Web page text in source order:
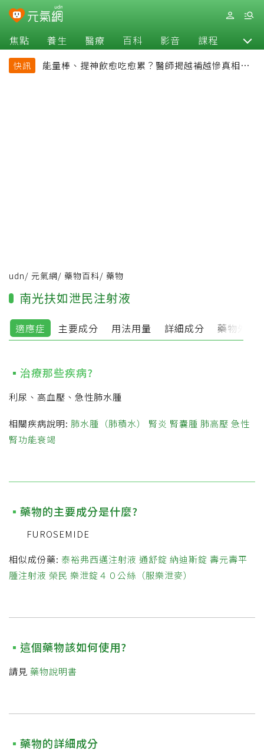
焦點 養生 醫療 百科 影音 課程 退休
快訊
能量棒、提神飲愈吃愈累？醫師揭越補越慘真相：
udn/ 元氣網/ 藥物百科/ 藥物
南光扶如泄民注射液
適應症 主要成分 用法用量 詳細成分 藥物外觀
治療那些疾病?
利尿、高血壓、急性肺水腫
相關疾病說明: 肺水腫（肺積水） 腎炎 腎囊腫 肺高壓 急性
腎功能衰竭
藥物的主要成分是什麼?
FUROSEMIDE
相似成份藥: 泰裕弗西邁注射液 通舒錠 納迪斯錠 壽元壽平
腫注射液 榮民 樂泄錠４０公絲（服樂泄麥）
這個藥物該如何使用?
請見 藥物說明書
藥物的詳細成分